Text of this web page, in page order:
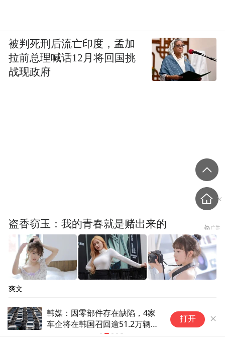
在缺陷，4家
逾51.2万辆汽
专家建议优化或取消调休：能
好促进大家消费
打开
被判死刑后流亡印度，孟加
拉前总理喊话12月将回国挑
战现政府
盗香窃玉：我的青春就是赌出来的
爽文